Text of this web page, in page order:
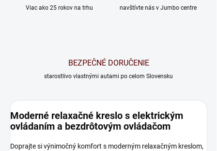
Viac ako 25 rokov na trhu navštívte nás v Jumbo centre
BEZPEČNÉ DORUČENIE
starostlivo vlastnými autami po celom Slovensku
Moderné relaxačné kreslo s elektrickým
ovládaním a bezdrôtovým ovládačom
Doprajte si výnimočný komfort s moderným relaxačným kreslom,